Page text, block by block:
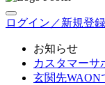
ログイン／新規登録
お知らせ
カスタマー
玄関先